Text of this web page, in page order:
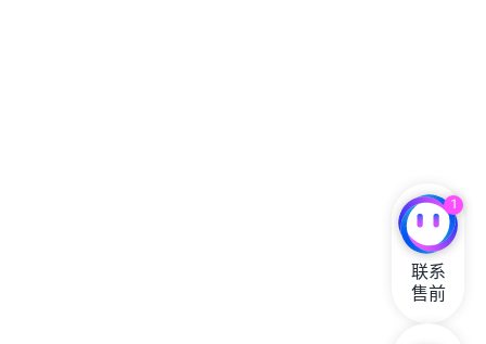
1
联系
售前